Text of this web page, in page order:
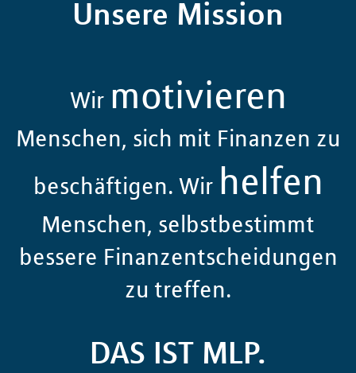
Unsere Mission
Wir motivieren
Menschen, sich mit Finanzen zu
beschäftigen. Wir helfen
Menschen, selbstbestimmt
bessere Finanzentscheidungen
zu treffen.
DAS IST MLP.